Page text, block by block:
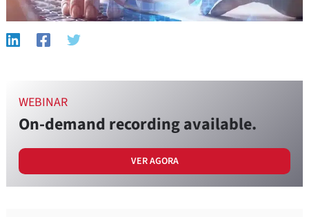
WEBINAR
On-demand recording available.
VER AGORA